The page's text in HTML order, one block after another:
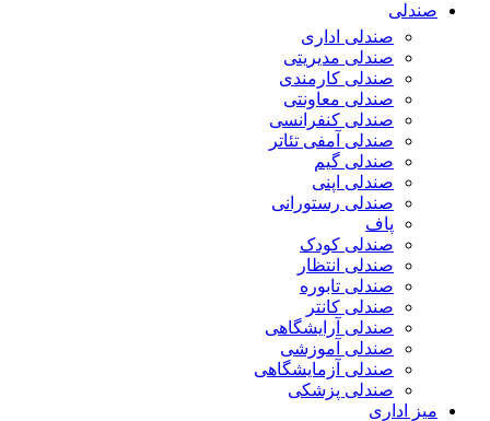
صندلی
صندلی اداری
صندلی مدیریتی
صندلی کارمندی
صندلی معاونتی
صندلی کنفرانسی
صندلی آمفی تئاتر
صندلی گیم
صندلی اپنی
صندلی رستورانی
پاف
صندلی کودک
صندلی انتظار
صندلی تابوره
صندلی کانتر
صندلی آرایشگاهی
صندلی آموزشی
صندلی آزمایشگاهی
صندلی پزشکی
میز اداری